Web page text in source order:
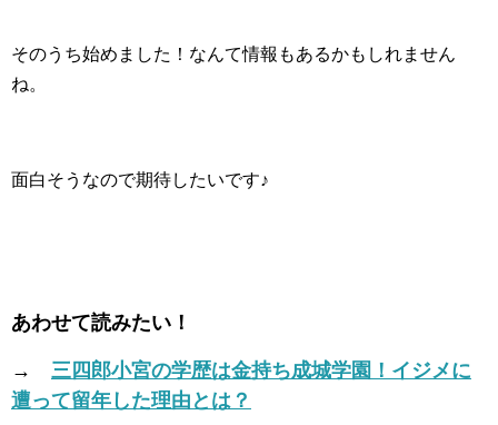
そのうち始めました！なんて情報もあるかもしれません
ね。
面白そうなので期待したいです♪
あわせて読みたい！
→ 三四郎小宮の学歴は金持ち成城学園！イジメに
遭って留年した理由とは？